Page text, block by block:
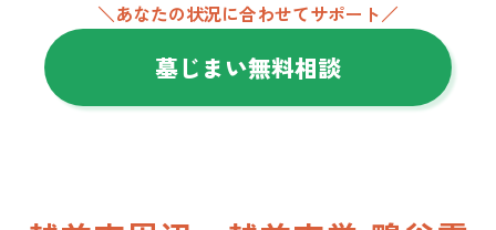
＼あなたの状況に合わせてサポート／
墓じまい無料相談